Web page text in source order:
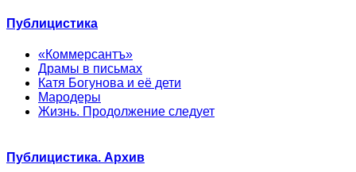
Публицистика
«Коммерсантъ»
Драмы в письмах
Катя Богунова и её дети
Мародеры
Жизнь. Продолжение следует
Публицистика. Архив